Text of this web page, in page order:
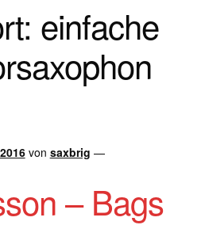
Downloads (Youtube)
einfache
von saxbrig —
– Bags